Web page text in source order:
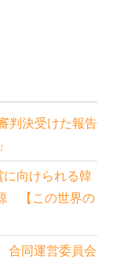
判決受けた報告
向けられる韓
【この世界の
合同運営委員会